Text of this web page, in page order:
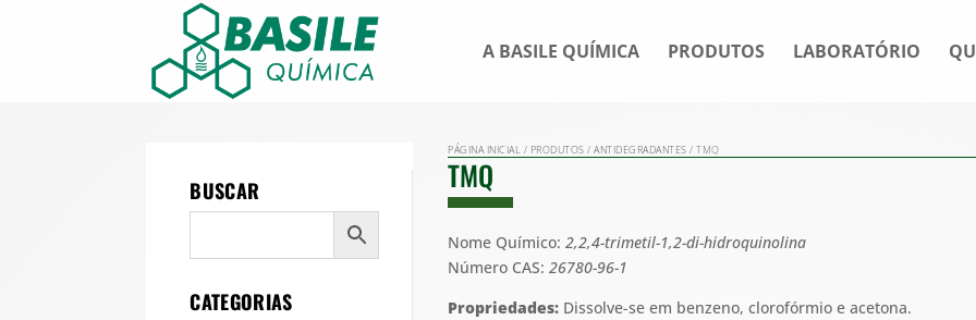
A BASILE QUÍMICA PRODUTOS LABORATÓRIO
BUSCAR
CATEGORIAS
PÁGINA INICIAL / PRODUTOS /ANTIDEGRADANTES / TMQ
TMQ
Nome Químico:2,2,4-trimetil-1,2-di-hidroquinolina
Número CAS:26780-96-1
Propriedades: Dissolve-se em benzeno, clorofórmio e acetona.